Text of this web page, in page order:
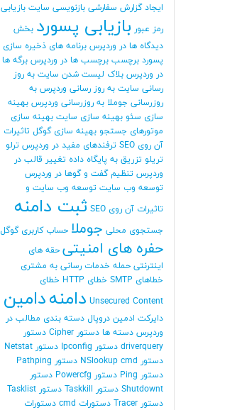
ایجاد گزارش سفارشی بازنویسی سایت بازیابی
رمز عبور بازیابی پسورد بخش
دیدگاه ها در وردپرس برنامه های ذخیره سازی
پسورد برچسب برچسب ها در وردپرس برگه ها
در وردپرس بلاک لیست شدن سایت به روز
رسانی سایت به روز رسانی وردپرس به
روزرسانی جوملا به روزرسانی وردپرس بهینه
سازی سئو بهینه سازی سایت بهینه سازی
موتورهای جستجو بهینه سازی گوگل تاثیرات
آن روی SEO
ترفندهای مفید در وردپرس ترلو
تریلو تزریق به پایگاه داده تغییر قالب در
وردپرس تنظیم گفت و گوها در وردپرس
توسعه وب سایت توسعه وب سایت و
تاثیرات آن روی SEO
ثبت دامنه
جستجوی محلی جوملا حساب کاربری گوگل
حفره های امنیتی حقه های
اینترنتی حمله خدمات رسانی به مشتری
خطاهای SMTP
خطای HTTP
خطای
Unsecured Content دامنهدامین
دایرکت ادمین دروپال دسته بندی مطالب در
وردپرس دسته ها دستور Cipher
دستور
driverquery دستور Ipconfig
دستور Netstat
دستور NSlookup cmd
دستور Pathping
دستور Ping
دستور Powercfg
دستور
Shutdownt دستور Taskkill
دستور Tasklist
دستور Tracer
دستورات cmd دستورات